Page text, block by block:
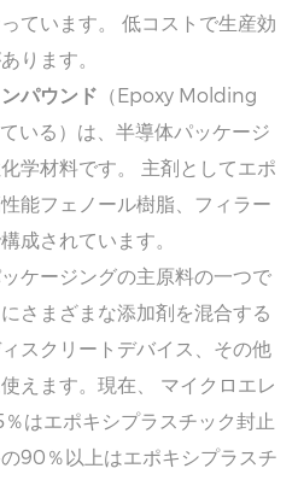
ています。 低コストで生産効
ります。
パウンド （Epoxy Molding
いる）は、半導体パッケージ
学材料です。 主剤としてエポ
能フェノール樹脂、フィラー
成されています。
ケージングの主原料の一つで
さまざまな添加剤を混合する
スクリートデバイス、その他
えます。現在、 マイクロエレ
はエポキシプラスチック封止
90％以上はエポキシプラスチ